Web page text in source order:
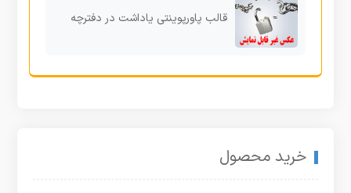
قالب پاورپوینتی یاداشت در دفترچه
خرید محصول